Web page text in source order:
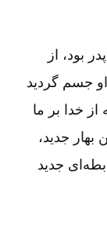
بود، از
جسم گردید
از خدا بر ما
جدید،
جدید